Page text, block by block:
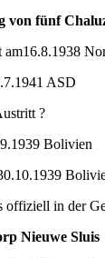
von fünf
ASD
?
Bolivien
in der
Nieuwe Sluis